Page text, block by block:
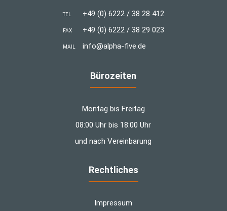
TEL +49 (0) 6222 / 38 28 412
FAX +49 (0) 6222 / 38 29 023
MAIL info@alpha-five.de
Bürozeiten
Montag bis Freitag
08:00 Uhr bis 18:00 Uhr
und nach Vereinbarung
Rechtliches
Impressum